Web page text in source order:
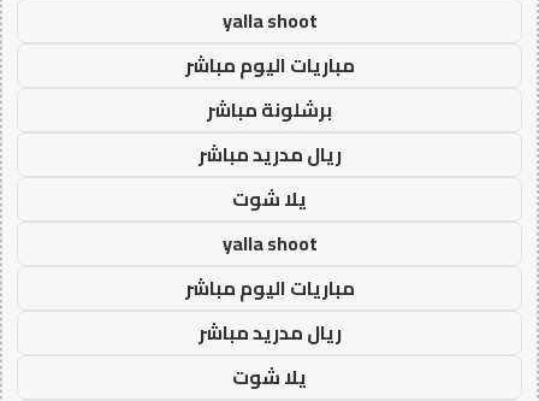
yalla shoot
مباريات اليوم مباشر
برشلونة مباشر
ريال مدريد مباشر
يلا شوت
yalla shoot
مباريات اليوم مباشر
ريال مدريد مباشر
يلا شوت